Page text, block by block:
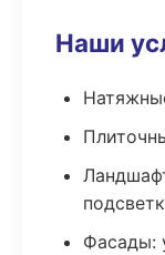
Наши
Фасады: